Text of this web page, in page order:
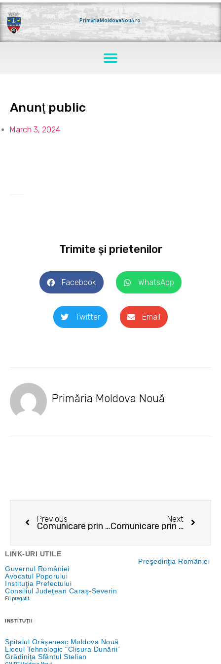
Skip
to
content
PrimăriaMoldovaNouă.ro
Menu
Anunţ public
March 3, 2024
Trimite şi prietenilor
Facebook WhatsApp
Twitter Email
Primăria Moldova Nouă
Prev
Previous
Comunicare prin publicitate – 01.03.2024
Next
Comunicare prin publicitate – 12.03.2024
Next
LINK-URI UTILE
Preşedinţia României
Guvernul României
Avocatul Poporului
Instituţia Prefectului
Consiliul Judeţean Caraş-Severin
Fii pregătit
INSTITUŢII
Spitalul Orăşenesc Moldova Nouă
Liceul Tehnologic “Clisura Dunării”
Grădiniţa Sfântul Stelian